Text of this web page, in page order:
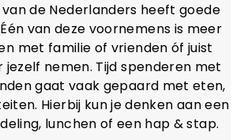
de Nederlanders heeft goede
van deze voornemens is meer
met familie of vrienden óf juist
jezelf nemen. Tijd spenderen met
gaat vaak gepaard met eten,
Hierbij kun je denken aan een
lunchen of een hap & stap.